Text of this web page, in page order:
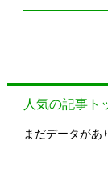
人気の記事ト
まだデータがあ